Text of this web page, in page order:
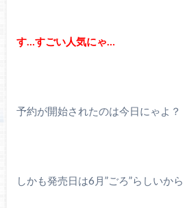
す…すごい人気にゃ…
予約が開始されたのは今日にゃよ？
しかも発売日は6月”ごろ”らしいから